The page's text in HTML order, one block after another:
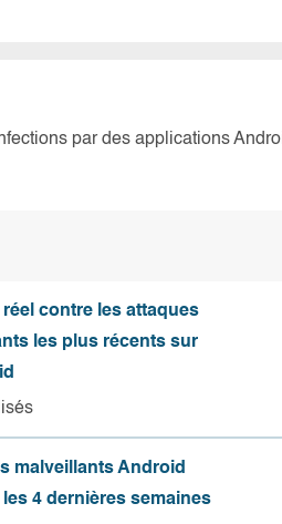
par des applications
contre les attaques
les plus récents sur
malveillants Android
4 dernières semaines